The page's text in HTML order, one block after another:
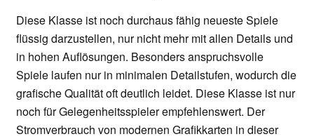
Diese Klasse ist noch durchaus fähig neueste Spiele
flüssig darzustellen, nur nicht mehr mit allen Details und
in hohen Auflösungen. Besonders anspruchsvolle
Spiele laufen nur in minimalen Detailstufen, wodurch die
grafische Qualität oft deutlich leidet. Diese Klasse ist nur
noch für Gelegenheitsspieler empfehlenswert. Der
Stromverbrauch von modernen Grafikkarten in dieser